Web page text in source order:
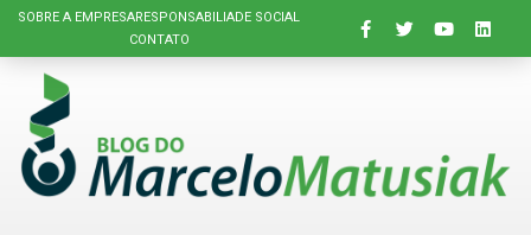
SOBRE A EMPRESARESPONSABILIADE SOCIAL
CONTATO